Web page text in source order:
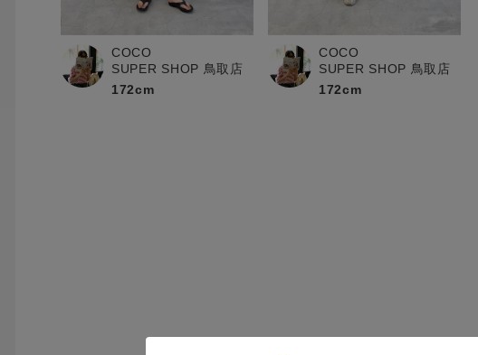
COCO
SUPER SHOP 鳥取店
172cm
COCO
SUPER SHOP 鳥取店
172cm